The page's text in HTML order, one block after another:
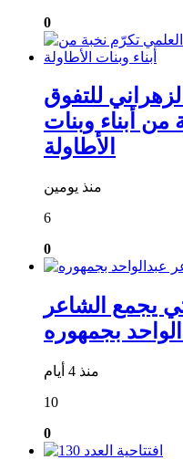
0
للتفوق
من أبناء وبنات
الأطاولة
منذ يومين
6
0
يجمع الشاعر
بجمهوره
منذ 4 أيام
10
0